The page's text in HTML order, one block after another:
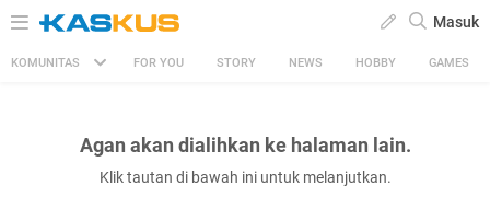
Masuk
KOMUNITAS FOR YOU STORY NEWS HOBBY GAMES
Agan akan dialihkan ke halaman lain.
Klik tautan di bawah ini untuk melanjutkan.